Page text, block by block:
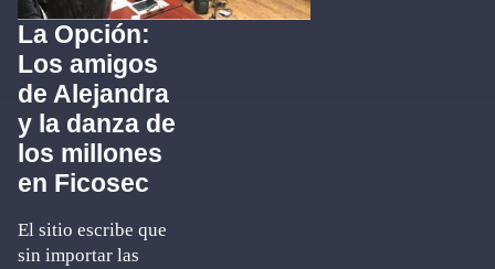
La Opción:
Los amigos
de Alejandra
y la danza de
los millones
en Ficosec
El sitio escribe que
sin importar las